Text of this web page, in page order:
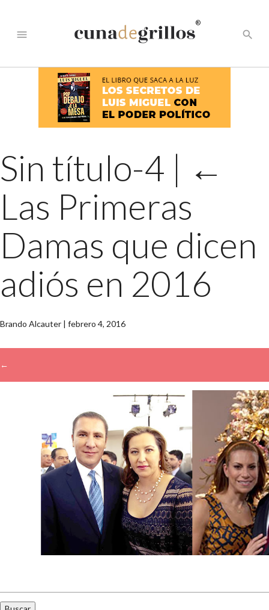
menu
®
search
Sin título-4 | ←
Las Primeras
Damas que dicen
adiós en 2016
Brando Alcauter | febrero 4, 2016
←